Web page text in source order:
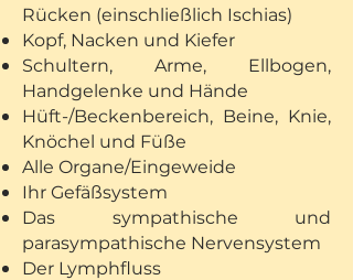
Rücken (einschließlich Ischias)
Kopf, Nacken und Kiefer
Schultern, Arme, Ellbogen,
Handgelenke und Hände
Hüft-/Beckenbereich, Beine, Knie,
Knöchel und Füße
Alle Organe/Eingeweide
Ihr Gefäßsystem
Das sympathische und
parasympathische Nervensystem
Der Lymphfluss